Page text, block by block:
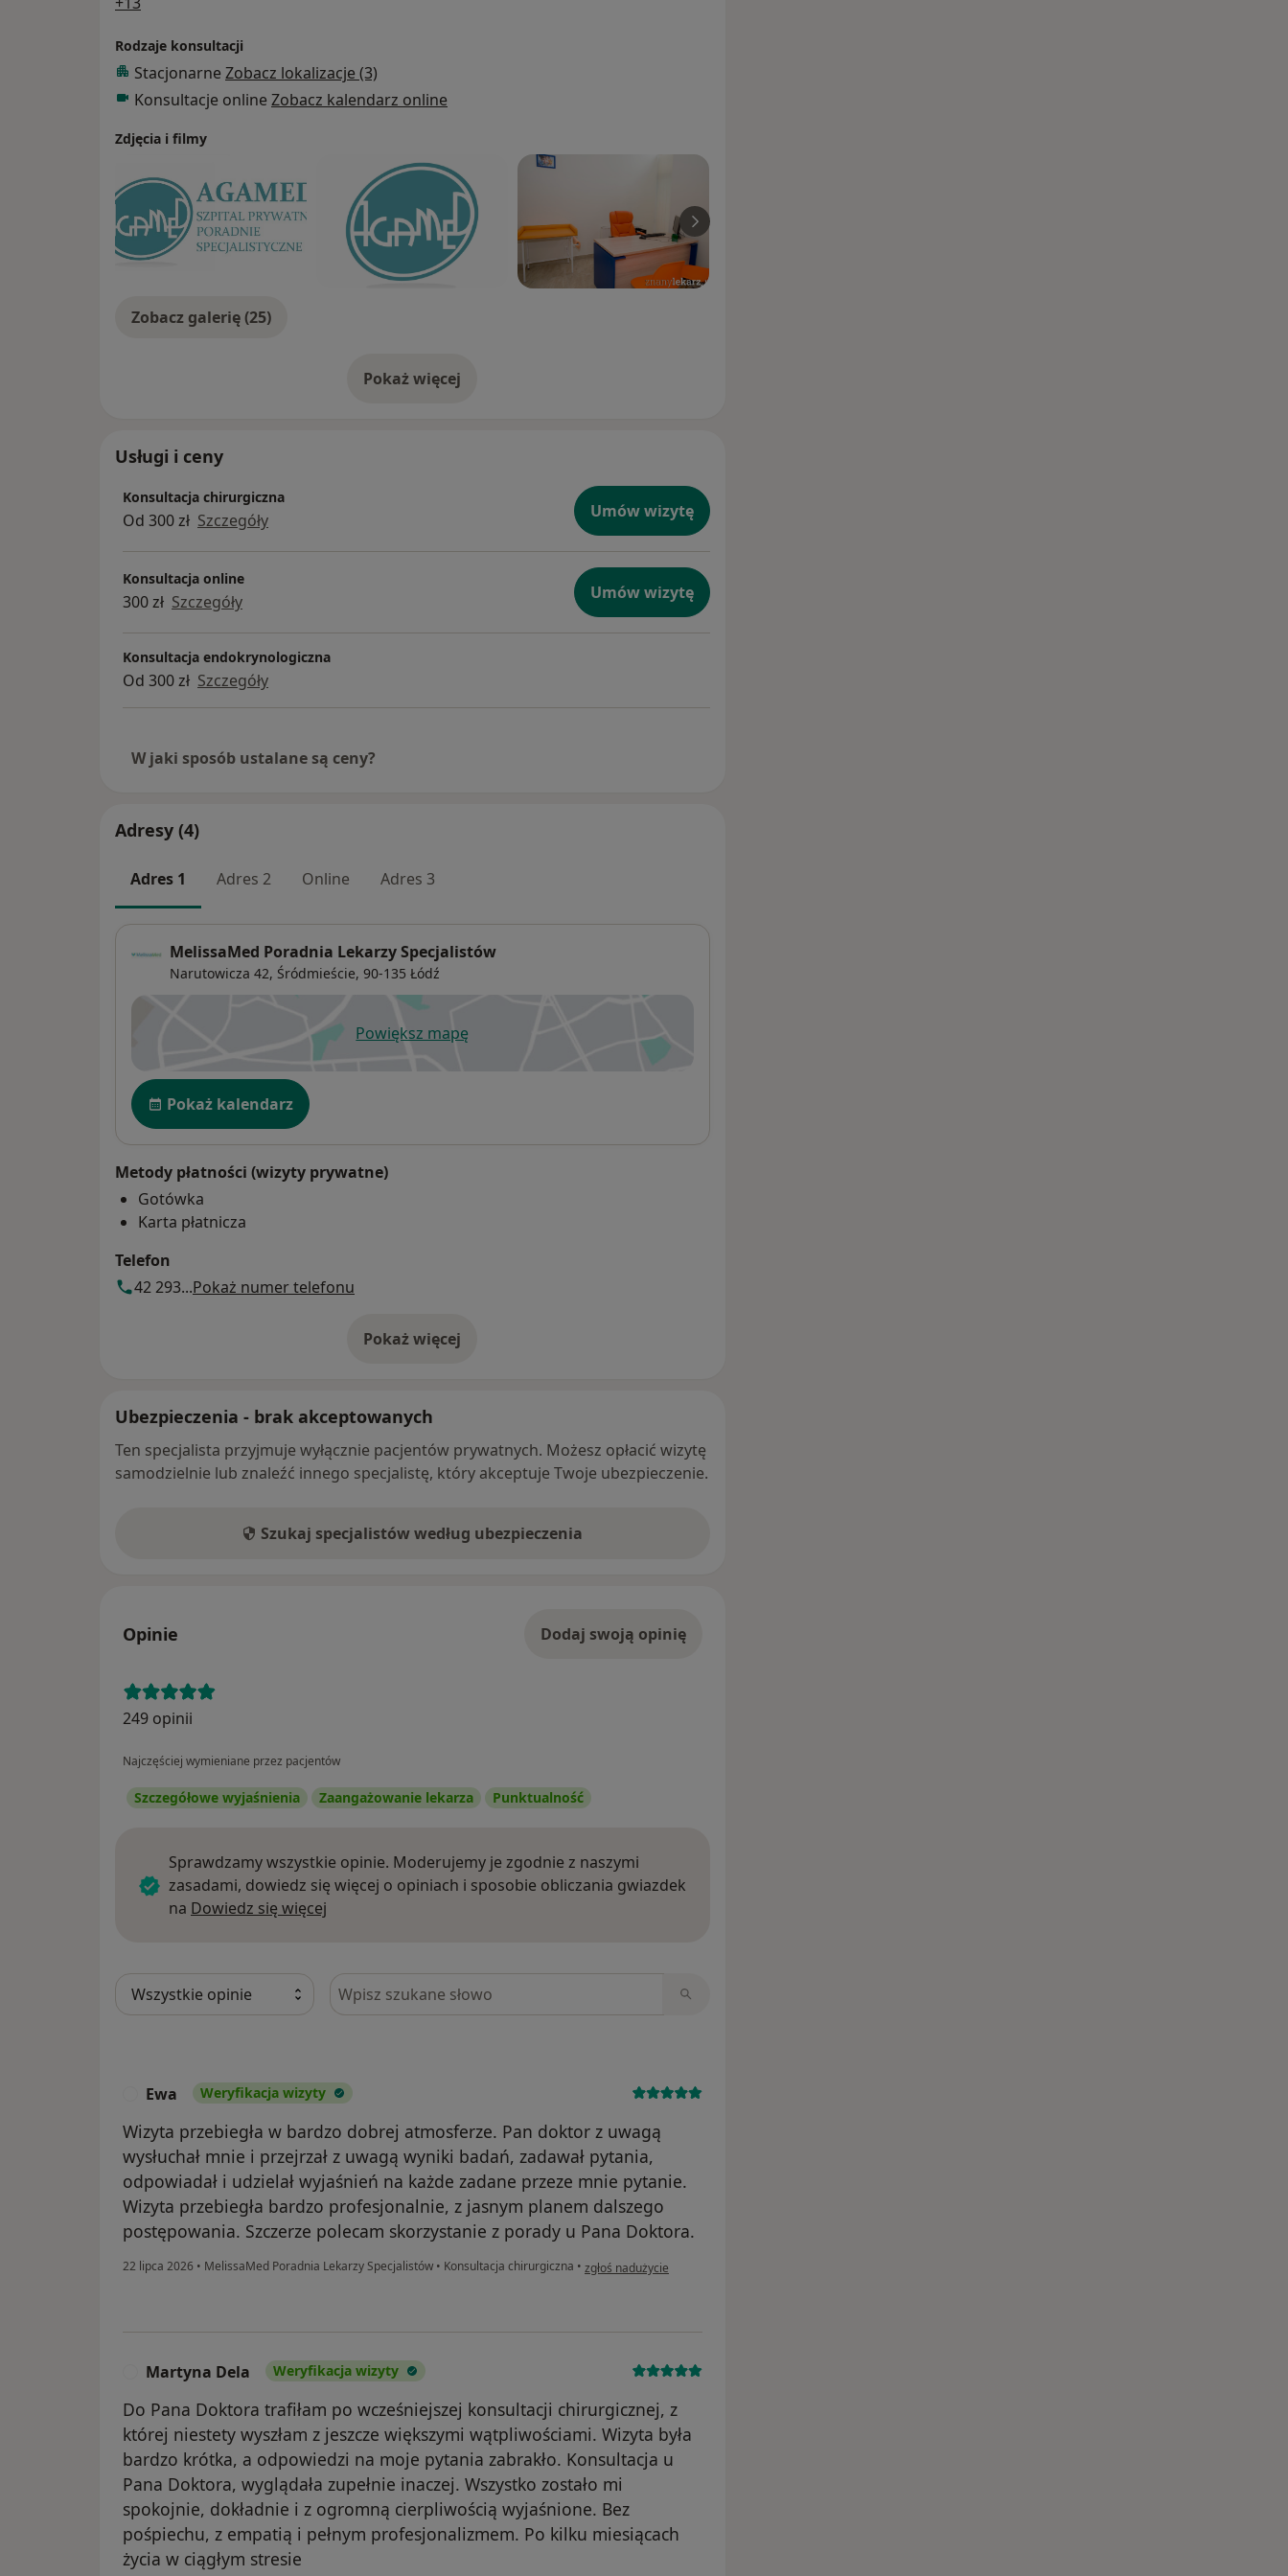
Aktualnie pełnie obowiązki Koordynatora Oddziału Chirurgii Ogólnej i
Onkologicznej w Tomaszowie Mazowieckim.
W chwili obecnej zajmuję się głównie chirurgią endokrynologiczną (operacje
tarczycy, przytarczyc i nadnerczy) oraz chirurgią kolorektalną i proktologią (w tym
operacje laparoskopowe jelit).
Rodzaje konsultacji
Stacjonarne Zobacz lokalizacje (3)
Konsultacje online Zobacz kalendarz online
Zdjęcia i filmy
Zobacz galerię (25)
Pokaż więcejo doświadczeniu
Usługi i ceny
Konsultacja chirurgiczna
Od 300 zł Szczegóły Umów wizytę
Konsultacja online
300 zł Szczegóły Umów wizytę
Konsultacja endokrynologiczna
Od 300 zł Szczegóły
W jaki sposób ustalane są ceny?
Adresy (4)
Adres 1 Adres 2 Online Adres 3
MelissaMed Poradnia Lekarzy Specjalistów
Narutowicza 42, Śródmieście, 90-135 Łódź
Powiększ mapęotwiera się w nowej karcie
Dostępność
Pokaż kalendarz
Metody płatności (wizyty prywatne)
Gotówka
Karta płatnicza
Telefon
42 293...Pokaż numer telefonu
Pokaż więcej
o adresie
Ubezpieczenia - brak akceptowanych
Ten specjalista przyjmuje wyłącznie pacjentów prywatnych. Możesz opłacić wizytę
samodzielnie lub znaleźć innego specjalistę, który akceptuje Twoje ubezpieczenie.
Szukaj specjalistów według ubezpieczenia
Opinie Dodaj swoją opinię
249 opinii
Najczęściej wymieniane przez pacjentów
Szczegółowe wyjaśnienia Zaangażowanie lekarza Punktualność
Sprawdzamy wszystkie opinie. Moderujemy je zgodnie z naszymi
zasadami, dowiedz się więcej o opiniach i sposobie obliczania gwiazdek
na Dowiedz się więcej
Szukaj w opiniach
Ewa Weryfikacja wizyty
Wizyta przebiegła w bardzo dobrej atmosferze. Pan doktor z uwagą
wysłuchał mnie i przejrzał z uwagą wyniki badań, zadawał pytania,
odpowiadał i udzielał wyjaśnień na każde zadane przeze mnie pytanie.
Wizyta przebiegła bardzo profesjonalnie, z jasnym planem dalszego
postępowania. Szczerze polecam skorzystanie z porady u Pana Doktora.
22 lipca 2026 • MelissaMed Poradnia Lekarzy Specjalistów • Konsultacja chirurgiczna • w opinii użytkownika Ewa
zgłoś nadużycie
Martyna Dela Weryfikacja wizyty
Do Pana Doktora trafiłam po wcześniejszej konsultacji chirurgicznej, z
której niestety wyszłam z jeszcze większymi wątpliwościami. Wizyta była
bardzo krótka, a odpowiedzi na moje pytania zabrakło. Konsultacja u
Pana Doktora, wyglądała zupełnie inaczej. Wszystko zostało mi
spokojnie, dokładnie i z ogromną cierpliwością wyjaśnione. Bez
pośpiechu, z empatią i pełnym profesjonalizmem. Po kilku miesiącach
życia w ciągłym stresie